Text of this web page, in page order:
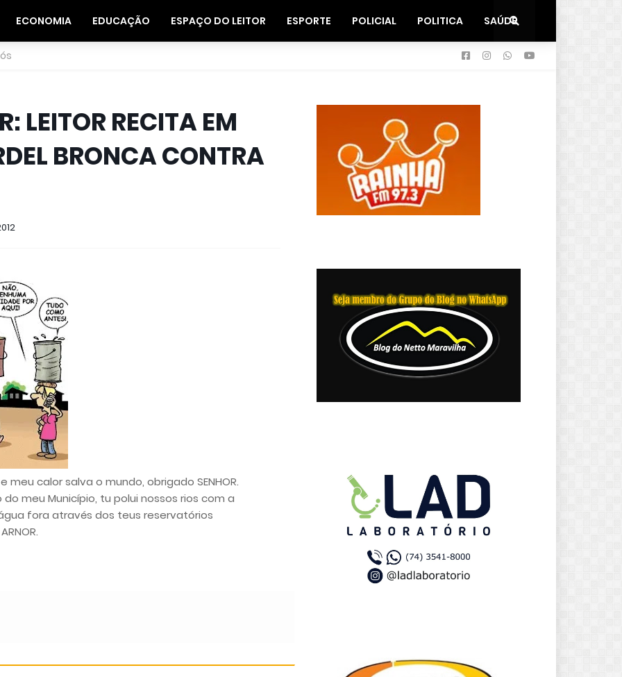
ECONOMIA EDUCAÇÃO ESPAÇO DO LEITOR ESPORTE POLICIAL POLITICA SAÚDE
LEITOR RECITA EM
BRONCA CONTRA
calor salva o mundo, obrigado SENHOR.
do meu Município, tu polui nossos rios com a
fora através dos teus reservatórios